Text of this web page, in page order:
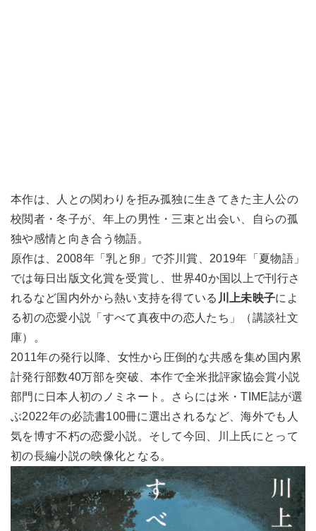
本作は、人との関わりを拒み孤独に生きてきた主人公の
校閲者・冬子が、年上の男性・三束と出会い、自らの孤
独や感情と向き合う物語。
原作は、2008年「乳と卵」で芥川賞、2019年「夏物語」
では毎日出版文化賞を受賞し、世界40か国以上で刊行さ
れるなど国内外から熱い支持を得ている 川上未映子によ
る初の恋愛小説「すべて真夜中の恋人たち」（講談社文
庫）。
2011年の発行以降、女性から圧倒的な共感を集め国内累
計発行部数40万部を突破、本作で全米批評家協会賞小説
部門に日本人初のノミネート。さらには米・TIME誌が選
ぶ2022年の必読書100冊に選出されるなど、海外でも人
気を博す不朽の恋愛小説。そして今回、川上氏にとって
初の長編小説の映像化となる。